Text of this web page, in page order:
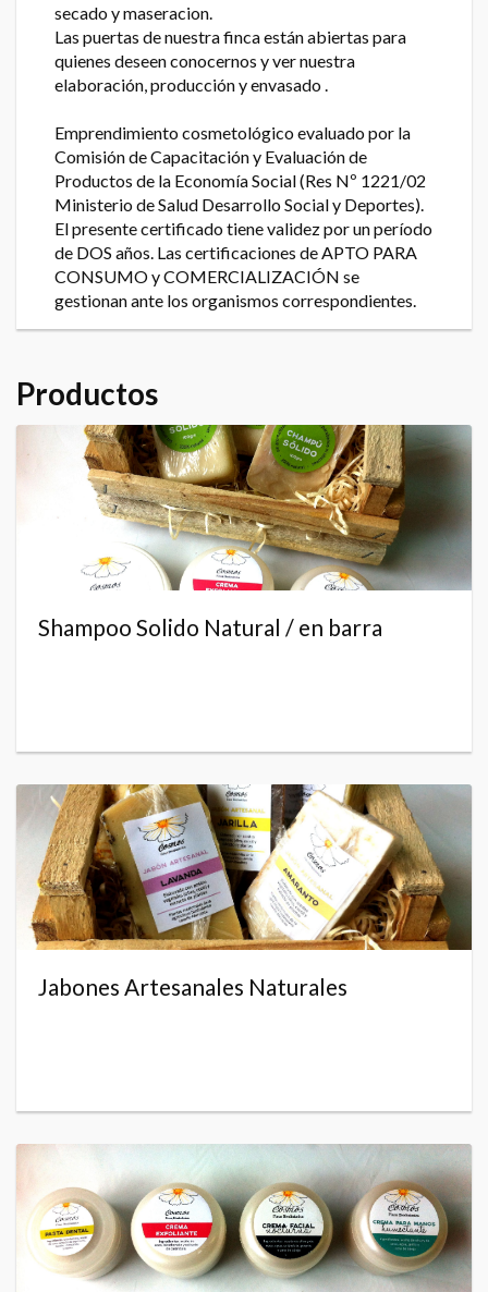
secado y maseracion.
Las puertas de nuestra finca están abiertas para
quienes deseen conocernos y ver nuestra
elaboración, producción y envasado .
Emprendimiento cosmetológico evaluado por la
Comisión de Capacitación y Evaluación de
Productos de la Economía Social (Res Nº 1221/02
Ministerio de Salud Desarrollo Social y Deportes).
El presente certificado tiene validez por un período
de DOS años. Las certificaciones de APTO PARA
CONSUMO y COMERCIALIZACIÓN se
gestionan ante los organismos correspondientes.
Productos
Shampoo Solido Natural / en barra
Jabones Artesanales Naturales